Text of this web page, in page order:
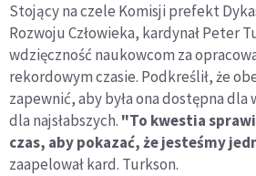
Stojący na czele Komisji prefekt
Rozwoju Człowieka, kardynał Peter
wdzięczność naukowcom za
rekordowym czasie. Podkreślił, że
zapewnić, aby była ona dostępna dla
dla najsłabszych. "To kwestia
czas, aby pokazać, że jesteśmy
zaapelował kard. Turkson.